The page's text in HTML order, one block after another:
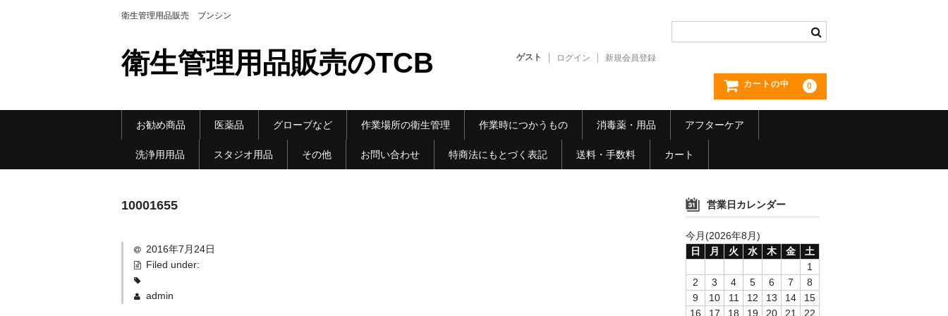
衛生管理用品販売 ブンシン
衛生管理用品販売のTCB ゲスト ログイン 新規会員登録
カートの中 0
お勧め商品 医薬品 グローブなど 作業場所の衛生管理 作業時につかうもの 消毒薬・用品 アフターケア
洗浄用用品 スタジオ用品 その他 お問い合わせ 特商法にもとづく表記 送料・手数料 カート
10001655
2016年7月24日
Filed under:
admin
営業日カレンダー
今月(2026年8月)
日
月 火 水 木 金
土
1
2
3 4 5 6 7
8
9
10 11 12 13 14
15
16
17 18 19 20 21
22